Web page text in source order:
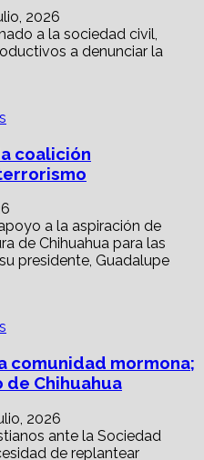
2026
coalición
comunidad mormona;
Chihuahua
2026